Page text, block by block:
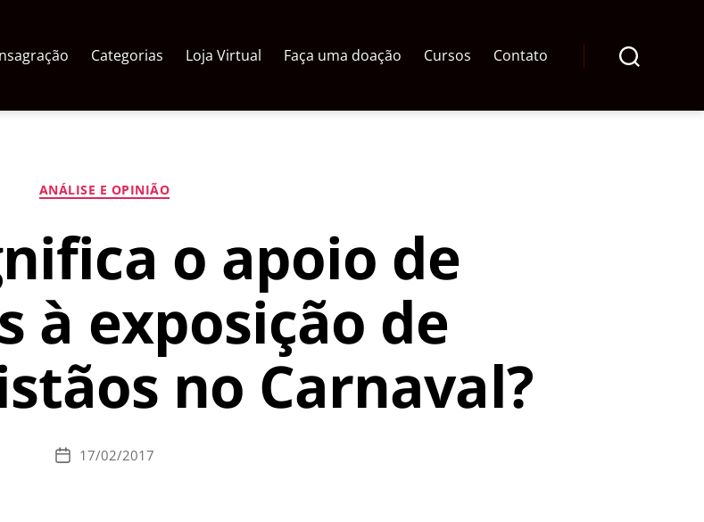
Categorias Loja Virtual Faça uma doação Cursos Contato
Categorias
ANÁLISE E OPINIÃO
o apoio de
à exposição de
no Carnaval?
Data17/02/2017